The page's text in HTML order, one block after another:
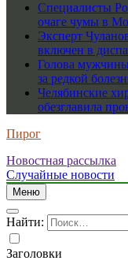
Специалисты
очаге чумы в
Эксперт
включен в
Голова
за редкой
Челябинские
обезглавила
Пирог
Новостная рассылка
Случайные новости
Меню
Найти:
Заголовки